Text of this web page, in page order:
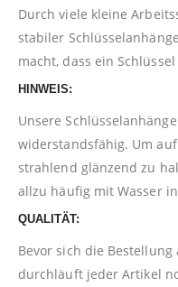
Durch viele kleine
stabiler
macht, dass ein
HINWEIS:
Unsere
widerstandsfähig. Um
strahlend glänzend zu
allzu häufig mit Wasser
QUALITÄT:
Bevor sich die
durchläuft jeder Artikel